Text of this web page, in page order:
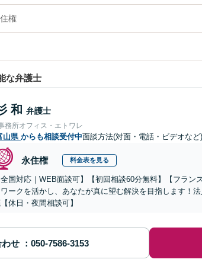
権
な弁護士
和 弁護士
務所オフィス・エトワレ
山県 からも相談受付中面談方法(対面・電話・ビデオなど
永住権 料金表を見る
全国対応｜WEB面談可】【初回相談60分無料】【フラ
ワークを活かし、あなたが真に望む解決を目指します！
休日・夜間相談可】
わせ